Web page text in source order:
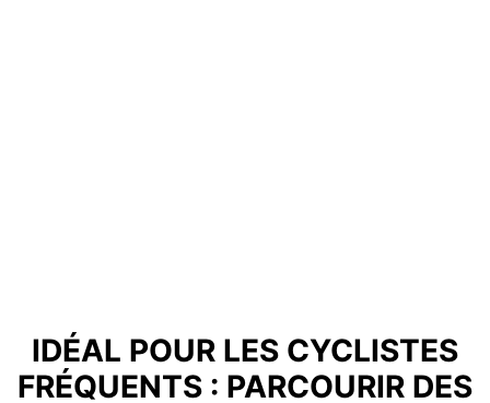
IDÉAL POUR LES CYCLISTES
FRÉQUENTS : PARCOURIR DES